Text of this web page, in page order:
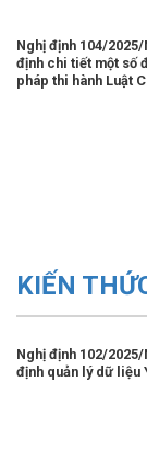
Nghị định 104/
định chi tiết một số
pháp thi hành Luật
KIẾN
Nghị định 102/
định quản lý dữ liệu